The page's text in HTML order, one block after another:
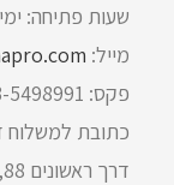
שעות פתיחה: ימים א-ה
מייל:
פקס: 03-5498991
כתובת למשלוח
דרך ראשונים 88, רמת השרון 47114